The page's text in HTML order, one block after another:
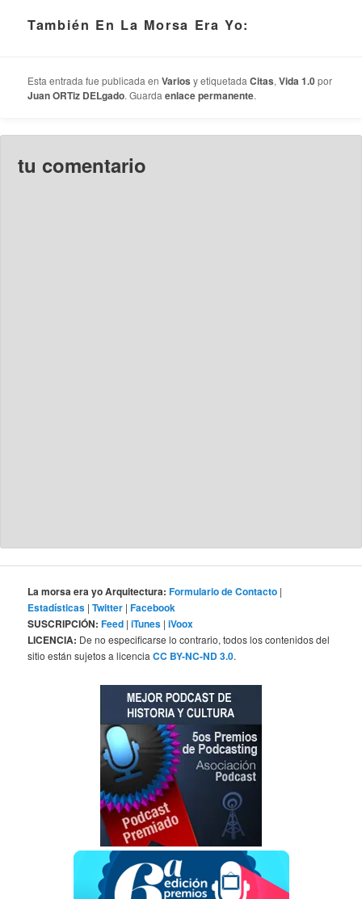
También En La Morsa Era Yo:
Esta entrada fue publicada enVarios y etiquetadaCitas,Vida 1.0por
Juan ORTiz DELgado. Guardaenlace permanente.
tu comentario
La morsa era yo Arquitectura: Formulario de Contacto |
Estadísticas |Twitter |Facebook
SUSCRIPCIÓN: Feed |iTunes |iVoox
LICENCIA: De no especificarse lo contrario, todos los contenidos del
sitio están sujetos a licenciaCC BY-NC-ND 3.0.